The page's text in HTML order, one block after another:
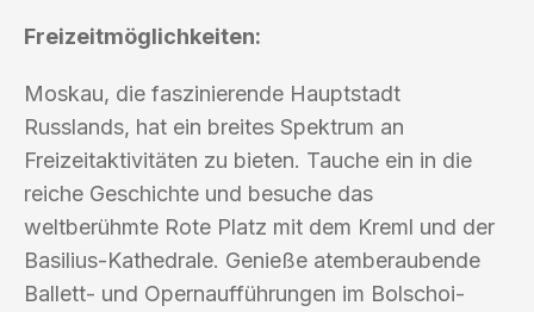
Freizeitmöglichkeiten:
Moskau, die faszinierende Hauptstadt
Russlands, hat ein breites Spektrum an
Freizeitaktivitäten zu bieten. Tauche ein in die
reiche Geschichte und besuche das
weltberühmte Rote Platz mit dem Kreml und der
Basilius-Kathedrale. Genieße atemberaubende
Ballett- und Opernaufführungen im Bolschoi-